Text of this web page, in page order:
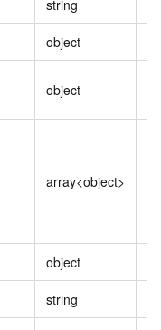
string
object
object
array<object>
object
string